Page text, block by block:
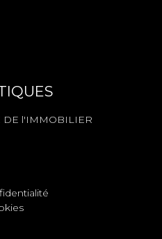
DE l'IMMOBILIER